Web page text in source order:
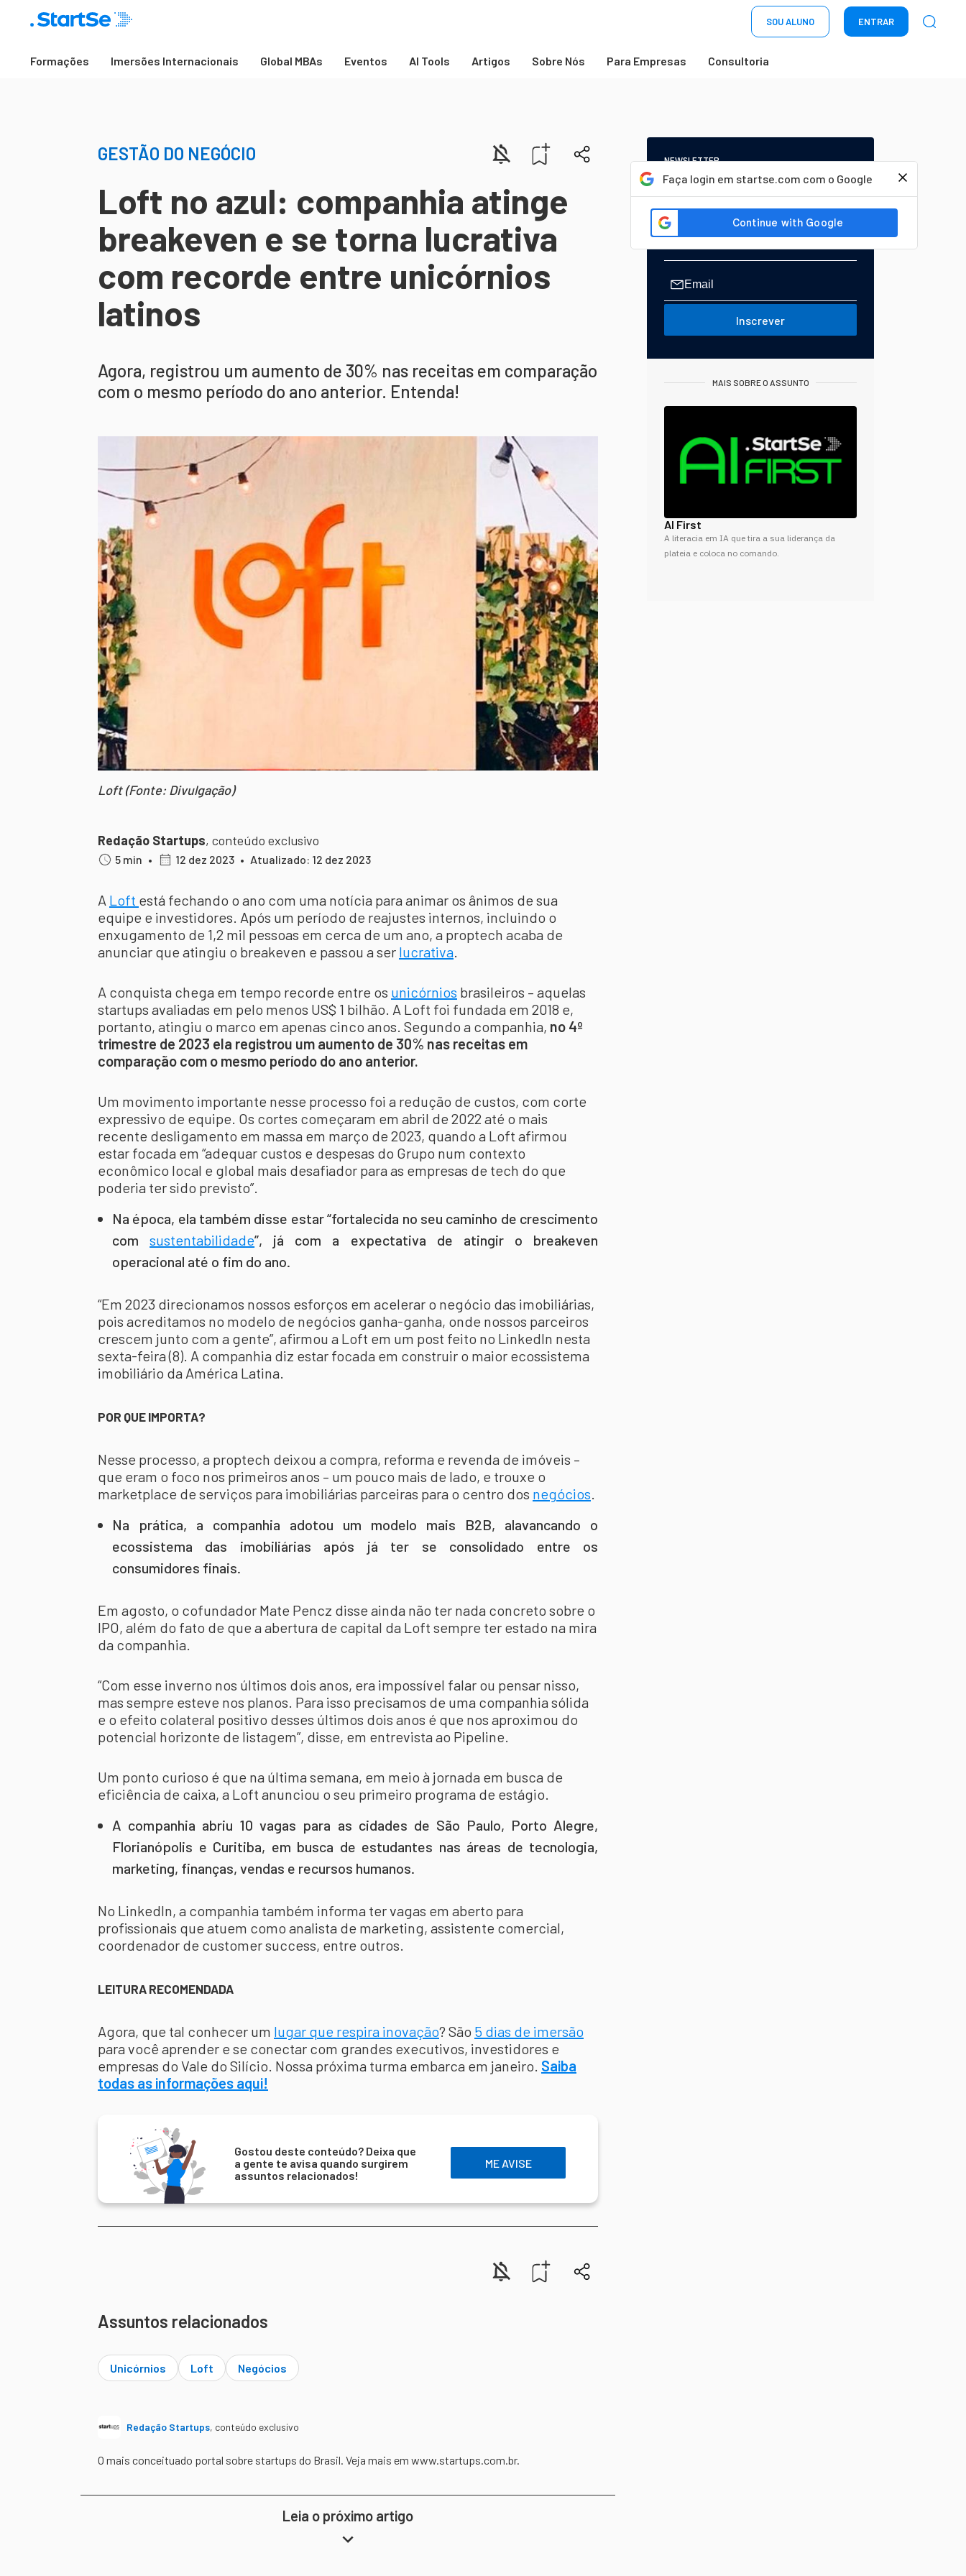
SOU ALUNO ENTRAR
Formações Imersões Internacionais Global MBAs Eventos AI Tools Artigos Sobre Nós Para Empresas Consultoria
Faça login em startse.com com o Google
GESTÃO DO NEGÓCIO
Loft no azul: companhia atinge
breakeven e se torna lucrativa
com recorde entre unicórnios
latinos
Agora, registrou um aumento de 30% nas receitas em comparação
com o mesmo período do ano anterior. Entenda!
Loft (Fonte: Divulgação)
Redação Startups, conteúdo exclusivo
5 min • 12 dez 2023 • Atualizado: 12 dez 2023
A Loft está fechando o ano com uma notícia para animar os ânimos de sua
equipe e investidores. Após um período de reajustes internos, incluindo o
enxugamento de 1,2 mil pessoas em cerca de um ano, a proptech acaba de
anunciar que atingiu o breakeven e passou a ser lucrativa.
A conquista chega em tempo recorde entre os unicórnios brasileiros – aquelas
startups avaliadas em pelo menos US$ 1 bilhão. A Loft foi fundada em 2018 e,
portanto, atingiu o marco em apenas cinco anos. Segundo a companhia, no 4º
trimestre de 2023 ela registrou um aumento de 30% nas receitas em
comparação com o mesmo período do ano anterior.
Um movimento importante nesse processo foi a redução de custos, com corte
expressivo de equipe. Os cortes começaram em abril de 2022 até o mais
recente desligamento em massa em março de 2023, quando a Loft afirmou
estar focada em “adequar custos e despesas do Grupo num contexto
econômico local e global mais desafiador para as empresas de tech do que
poderia ter sido previsto”.
Na época, ela também disse estar “fortalecida no seu caminho de crescimento
comsustentabilidade”, já com a expectativa de atingir o breakeven
operacional até o fim do ano.
“Em 2023 direcionamos nossos esforços em acelerar o negócio das imobiliárias,
pois acreditamos no modelo de negócios ganha-ganha, onde nossos parceiros
crescem junto com a gente”, afirmou a Loft em um post feito no LinkedIn nesta
sexta-feira (8). A companhia diz estar focada em construir o maior ecossistema
imobiliário da América Latina.
POR QUE IMPORTA?
Nesse processo, a proptech deixou a compra, reforma e revenda de imóveis –
que eram o foco nos primeiros anos – um pouco mais de lado, e trouxe o
marketplace de serviços para imobiliárias parceiras para o centro dos negócios.
Na prática, a companhia adotou um modelo mais B2B, alavancando o
ecossistema das imobiliárias após já ter se consolidado entre os
consumidores finais.
Em agosto, o cofundador Mate Pencz disse ainda não ter nada concreto sobre o
IPO, além do fato de que a abertura de capital da Loft sempre ter estado na mira
da companhia.
“Com esse inverno nos últimos dois anos, era impossível falar ou pensar nisso,
mas sempre esteve nos planos. Para isso precisamos de uma companhia sólida
e o efeito colateral positivo desses últimos dois anos é que nos aproximou do
potencial horizonte de listagem”, disse, em entrevista ao Pipeline.
Um ponto curioso é que na última semana, em meio à jornada em busca de
eficiência de caixa, a Loft anunciou o seu primeiro programa de estágio.
A companhia abriu 10 vagas para as cidades de São Paulo, Porto Alegre,
Florianópolis e Curitiba, em busca de estudantes nas áreas de tecnologia,
marketing, finanças, vendas e recursos humanos.
No LinkedIn, a companhia também informa ter vagas em aberto para
profissionais que atuem como analista de marketing, assistente comercial,
coordenador de customer success, entre outros.
LEITURA RECOMENDADA
Agora, que tal conhecer um lugar que respira inovação? São 5 dias de imersão
para você aprender e se conectar com grandes executivos, investidores e
empresas do Vale do Silício. Nossa próxima turma embarca em janeiro. Saiba
todas as informações aqui!
Gostou deste conteúdo? Deixa que
a gente te avisa quando surgirem
assuntos relacionados!
ME AVISE
Assuntos relacionados
Unicórnios Loft Negócios
Redação Startups, conteúdo exclusivo
O mais conceituado portal sobre startups do Brasil. Veja mais em www.startups.com.br.
Leia o próximo artigo
NEWSLETTER
Start Seu dia:
A Newsletter do AGORA!
Inscrever
MAIS SOBRE O ASSUNTO
AI First
A literacia em IA que tira a sua liderança da
plateia e coloca no comando.